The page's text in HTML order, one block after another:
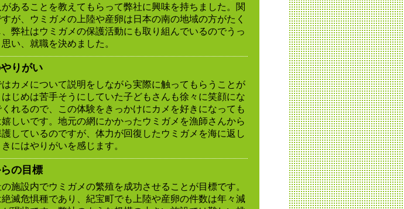
あることを教えてもらって弊社に興味を持ちました。関
が、ウミガメの上陸や産卵は日本の南の地域の方がたく
弊社はウミガメの保護活動にも取り組んでいるのでうっ
い、就職を決めました。
りがい
カメについて説明をしながら実際に触ってもらうことが
じめは苦手そうにしていた子どもさんも徐々に笑顔にな
れるので、この体験をきっかけにカメを好きになっても
しいです。地元の網にかかったウミガメを漁師さんから
しているのですが、体力が回復したウミガメを海に返し
にはやりがいを感じます。
の目標
施設内でウミガメの繁殖を成功させることが目標です。
絶滅危惧種であり、紀宝町でも上陸や産卵の件数は年々減